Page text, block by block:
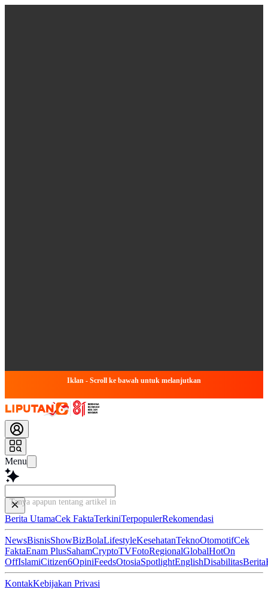
Iklan - Scroll ke bawah untuk melanjutkan
Menu
Tanya apapun tentang artikel ini...
Berita UtamaCek FaktaTerkiniTerpopulerRekomendasi
NewsBisnisShowBizBolaLifestyleKesehatanTeknoOtomotifCek
FaktaEnam PlusSahamCryptoTVFotoRegionalGlobalHotOn
OffIslamiCitizen6OpiniFeedsOtosiaSpotlightEnglishDisabilitasBerita
KontakKebijakan Privasi